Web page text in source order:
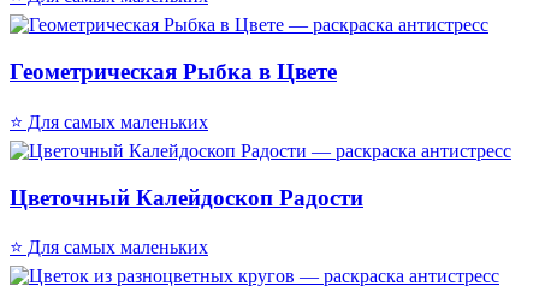
Геометрическая Рыбка в Цвете
⭐ Для самых маленьких
Цветочный Калейдоскоп Радости
⭐ Для самых маленьких